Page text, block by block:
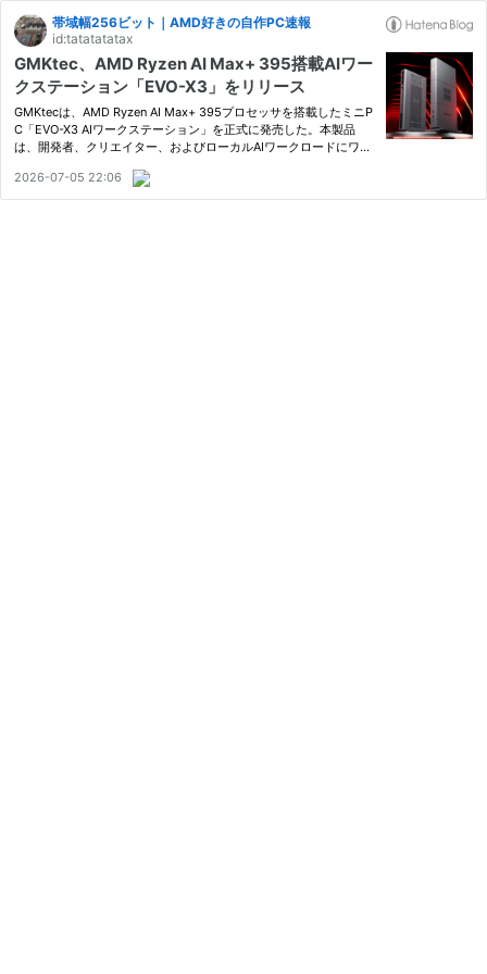
帯域幅256ビット｜AMD好きの自作PC速報
id:tatatatatax
GMKtec、AMD Ryzen AI Max+ 395搭載AIワー
クステーション「EVO-X3」をリリース
GMKtecは、AMD Ryzen AI Max+ 395プロセッサを搭載したミニP
C「EVO-X3 AIワークステーション」を正式に発売した。本製品
は、開発者、クリエイター、およびローカルAIワークロードにワー
る。
2026-07-05 22:06